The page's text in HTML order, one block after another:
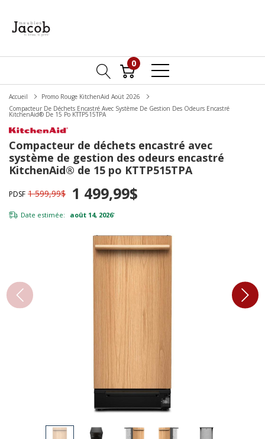
0
Accueil
Promo Rouge KitchenAid Aoüt 2026
Compacteur De Déchets Encastré Avec Système De Gestion Des Odeurs Encastré
KitchenAid® De 15 Po KTTP515TPA
Compacteur de déchets encastré avec
système de gestion des odeurs encastré
KitchenAid® de 15 po KTTP515TPA
PDSF 1 599,99$ 1 499,99$
Date estimée: août 14, 2026*